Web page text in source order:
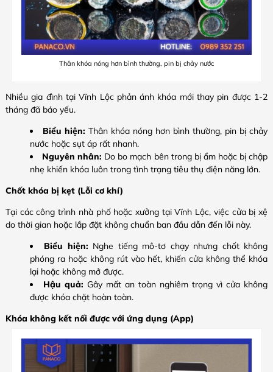
Thân khóa nóng hơn bình thường, pin bị chảy nước
Nhiều gia đình tại Vĩnh Lộc phản ánh khóa mới thay pin được 1-2
tháng đã báo yếu.
Biểu hiện: Thân khóa nóng hơn bình thường, pin bị chảy
nước hoặc sụt áp rất nhanh.
Nguyên nhân: Do bo mạch bên trong bị ẩm hoặc bị chập
nhẹ khiến khóa luôn trong tình trạng tiêu thụ điện năng lớn.
Chốt khóa bị kẹt (Lỗi cơ khí)
Tại các công trình nhà phố hoặc xưởng tại Vĩnh Lộc, việc cửa bị xệ
do thời gian hoặc lắp đặt không chuẩn ban đầu dẫn đến lỗi này.
Biểu hiện: Nghe tiếng mô-tơ chạy nhưng chốt không
phóng ra hoặc không rút vào hết, khiến cửa không thể khóa
lại hoặc không mở được.
Hậu quả: Gây mất an toàn nghiêm trọng vì cửa không
được khóa chặt hoàn toàn.
Khóa không kết nối được với ứng dụng (App)